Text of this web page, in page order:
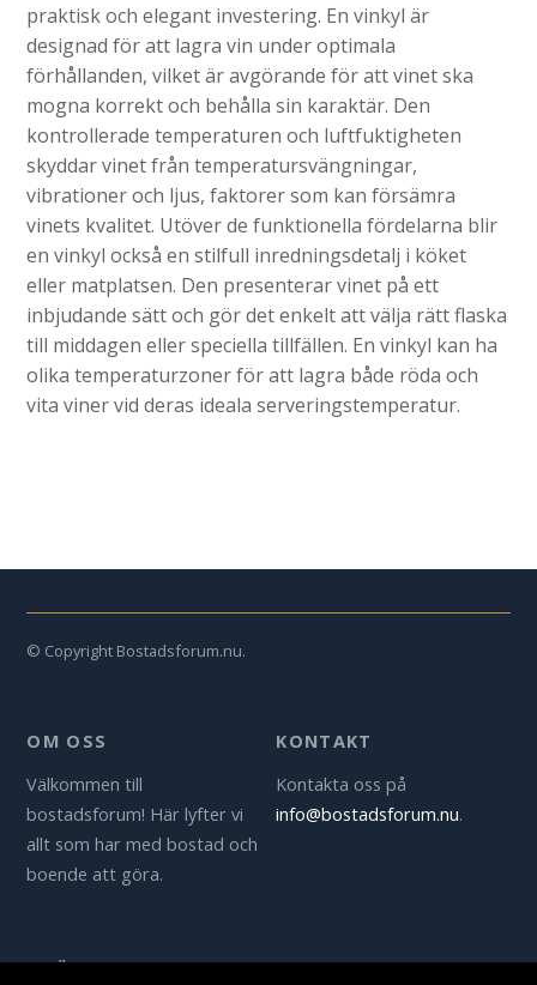
praktisk och elegant investering. En vinkyl är
designad för att lagra vin under optimala
förhållanden, vilket är avgörande för att vinet ska
mogna korrekt och behålla sin karaktär. Den
kontrollerade temperaturen och luftfuktigheten
skyddar vinet från temperatursvängningar,
vibrationer och ljus, faktorer som kan försämra
vinets kvalitet. Utöver de funktionella fördelarna blir
en vinkyl också en stilfull inredningsdetalj i köket
eller matplatsen. Den presenterar vinet på ett
inbjudande sätt och gör det enkelt att välja rätt flaska
till middagen eller speciella tillfällen. En vinkyl kan ha
olika temperaturzoner för att lagra både röda och
vita viner vid deras ideala serveringstemperatur.
© Copyright Bostadsforum.nu.
OM OSS
Välkommen till
bostadsforum! Här lyfter vi
allt som har med bostad och
boende att göra.
KONTAKT
Kontakta oss på
info@bostadsforum.nu.
SÖK